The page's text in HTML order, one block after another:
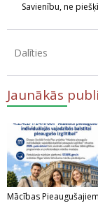
Savienību, ne
Dalīties
Jaunākās
Mācības